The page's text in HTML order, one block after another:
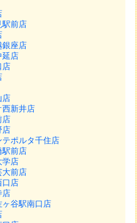
駅前店
銀座店
延店
店
店
西新井店
店
店
ポルタ千住店
駅前店
学店
大前店
口店
店
ヶ谷駅南口店